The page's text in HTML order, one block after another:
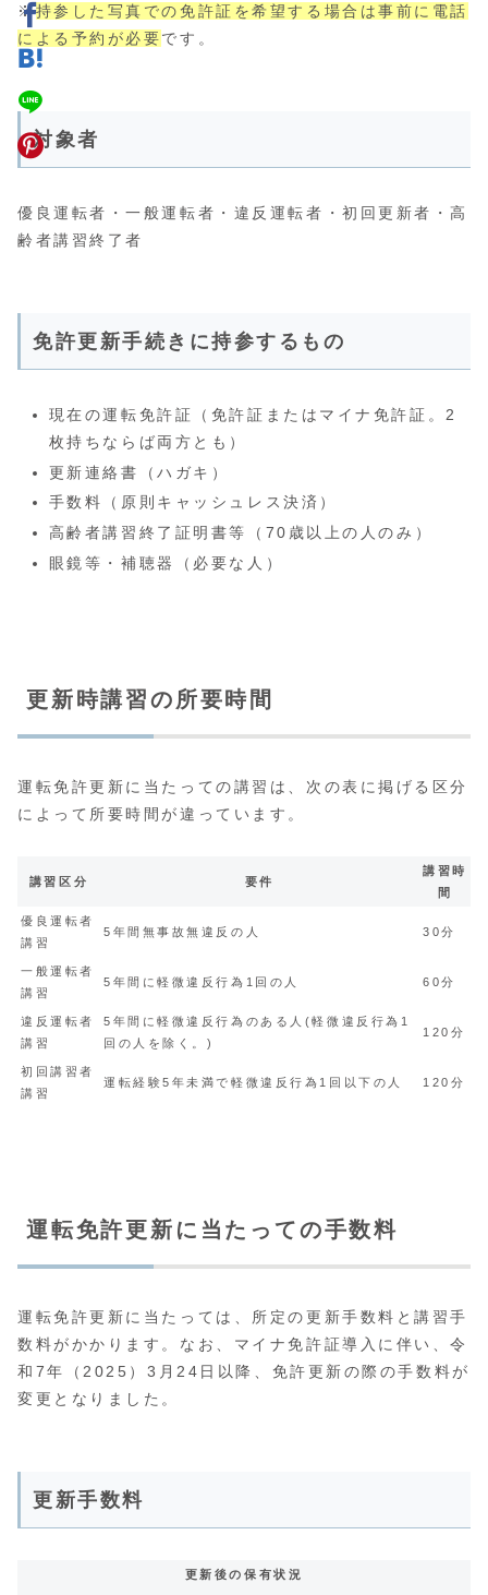
※持参した写真での免許証を希望する場合は事前に電話
による予約が必要です。
対象者
優良運転者・一般運転者・違反運転者・初回更新者・高
齢者講習終了者
免許更新手続きに持参するもの
現在の運転免許証（免許証またはマイナ免許証。2
枚持ちならば両方とも）
更新連絡書（ハガキ）
手数料（原則キャッシュレス決済）
高齢者講習終了証明書等（70歳以上の人のみ）
眼鏡等・補聴器（必要な人）
更新時講習の所要時間
運転免許更新に当たっての講習は、次の表に掲げる区分
によって所要時間が違っています。
講習区分 要件
講習時
間
優良運転者
講習
5年間無事故無違反の人 30分
一般運転者
講習
5年間に軽微違反行為1回の人 60分
違反運転者
講習
5年間に軽微違反行為のある人(軽微違反行為1
回の人を除く。)
120分
初回講習者
講習
運転経験5年未満で軽微違反行為1回以下の人 120分
運転免許更新に当たっての手数料
運転免許更新に当たっては、所定の更新手数料と講習手
数料がかかります。なお、マイナ免許証導入に伴い、令
和7年（2025）3月24日以降、免許更新の際の手数料が
変更となりました。
更新手数料
更新後の保有状況